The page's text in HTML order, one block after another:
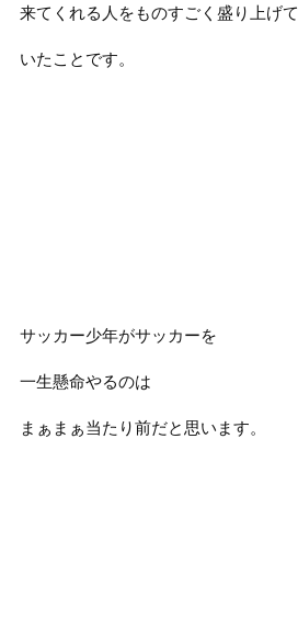
来てくれる人をものすごく盛り上げて
いたことです。
サッカー少年がサッカーを
一生懸命やるのは
まぁまぁ当たり前だと思います。